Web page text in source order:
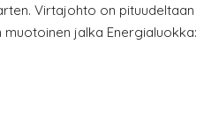
Virtajohto on pituudeltaan
muotoinen jalka Energialuokka: